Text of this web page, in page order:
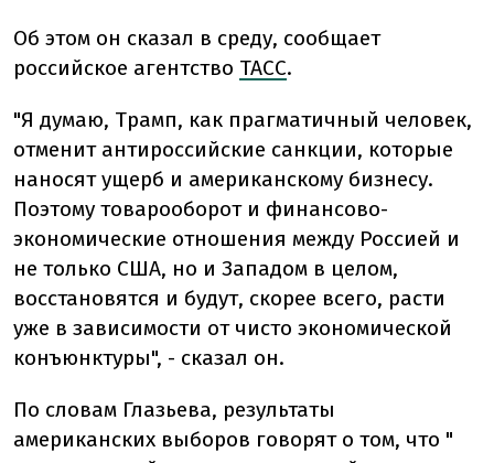
Об этом он сказал в среду, сообщает
российское агентство ТАСС.
"Я думаю, Трамп, как прагматичный человек,
отменит антироссийские санкции, которые
наносят ущерб и американскому бизнесу.
Поэтому товарооборот и финансово-
экономические отношения между Россией и
не только США, но и Западом в целом,
восстановятся и будут, скорее всего, расти
уже в зависимости от чисто экономической
конъюнктуры", - сказал он.
По словам Глазьева, результаты
американских выборов говорят о том, что "